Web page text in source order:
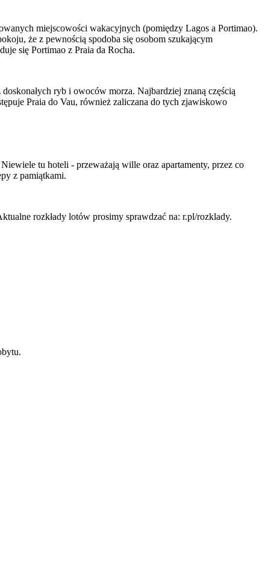
miejscowości wakacyjnych (pomiędzy Lagos a Portimao).
że z pewnością spodoba się osobom szukającym
się Portimao z Praia da Rocha.
ryb i owoców morza. Najbardziej znaną częścią
Praia do Vau, również zaliczana do tych zjawiskowo
tu hoteli - przeważają wille oraz apartamenty, przez co
z pamiątkami.
rozkłady lotów prosimy sprawdzać na: r.pl/rozklady.